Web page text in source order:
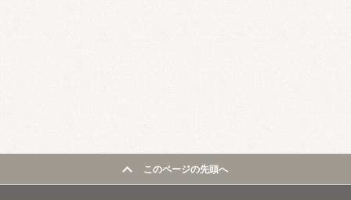
このページの先頭へ